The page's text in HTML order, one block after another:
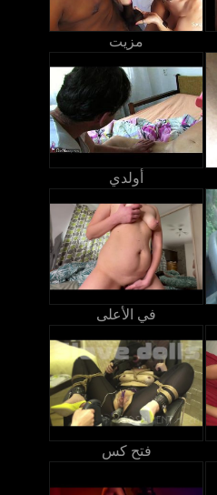
مزيت
أولدي
في الأعلى
فتح كس